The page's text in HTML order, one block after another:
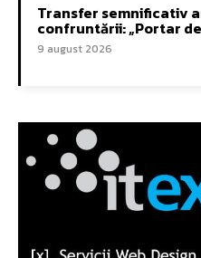
Transfer semnificativ
confruntării: „Portar
9 august 2026